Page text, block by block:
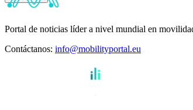
Portal de noticias líder a nivel mundial en
Contáctanos: info@mobilityportal.eu